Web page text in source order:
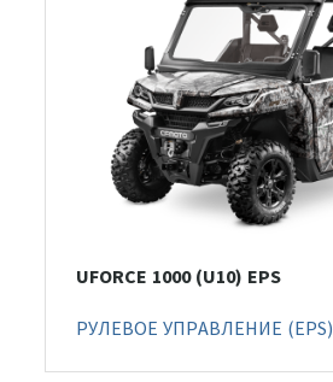
UFORCE 1000 (U10) EPS
РУЛЕВОЕ УПРАВЛЕНИЕ (EPS)